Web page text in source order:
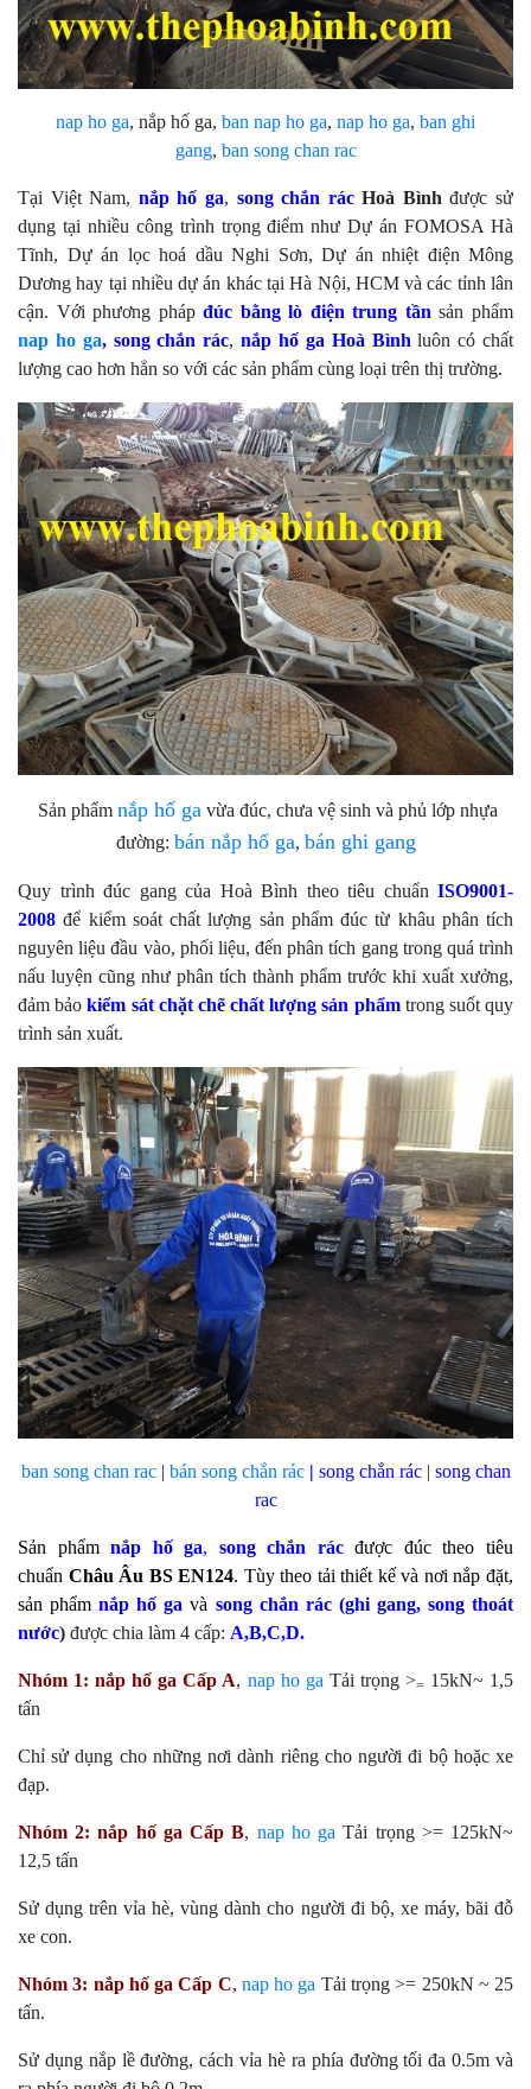
nap ho ga, nắp hố ga, ban nap ho ga, nap ho ga, ban ghi
gang, ban song chan rac
Tại Việt Nam, nắp hố ga, song chắn rácHoà Bình được sử
dụng tại nhiều công trình trọng điểm như Dự án FOMOSA Hà
Tĩnh, Dự án lọc hoá dầu Nghi Sơn, Dự án nhiệt điện Mông
Dương hay tại nhiều dự án khác tại Hà Nội, HCM và các tỉnh lân
cận. Với phương phápđúc bằng lò điện trung tần sản phẩm
nap ho ga, song chắn rác,nắp hố ga Hoà Bình luôn có chất
lượng cao hơn hẳn so với các sản phẩm cùng loại trên thị trường.
Sản phẩm nắp hố ga vừa đúc, chưa vệ sinh và phủ lớp nhựa
đường: bán nắp hố ga, bán ghi gang
Quy trình đúc gang của Hoà Bình theo tiêu chuẩn ISO9001-
2008 để kiểm soát chất lượng sản phẩm đúc từ khâu phân tích
nguyên liệu đầu vào, phối liệu, đến phân tích gang trong quá trình
nấu luyện cũng như phân tích thành phẩm trước khi xuất xưởng,
đảm bảokiểm sát chặt chẽ chất lượng sản phẩm trong suốt quy
trình sản xuất.
ban song chan rac| bán song chắn rác| song chắn rác| song chan
rac
Sản phẩmnắp hố ga, song chắn rácđược đúc theo tiêu
chuẩn Châu Âu BS EN124. Tùy theo tải thiết kế và nơi nắp đặt,
sản phẩmnắp hố ga và song chắn rác (ghi gang, song thoát
nước) được chia làm 4 cấp: A,B,C,D.
Nhóm 1: nắp hố ga Cấp A, nap ho ga Tải trọng >=15kN~ 1,5
tấn
Chỉ sử dụng cho những nơi dành riêng cho người đi bộ hoặc xe
đạp.
Nhóm 2: nắp hố ga Cấp B, nap ho gaTải trọng >= 125kN~
12,5 tấn
Sử dụng trên vỉa hè, vùng dành cho người đi bộ, xe máy, bãi đỗ
xe con.
Nhóm 3: nắp hố ga Cấp C, nap ho ga Tải trọng >= 250kN ~ 25
tấn.
Sử dụng nắp lề đường, cách vỉa hè ra phía đường tối đa 0.5m và